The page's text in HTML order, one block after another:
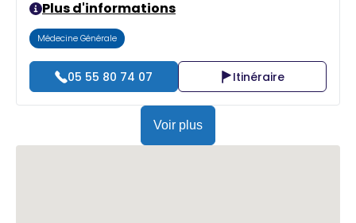
Plus d'informations
Médecine Générale
05 55 80 74 07 Itinéraire
Voir plus